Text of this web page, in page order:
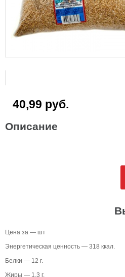
40,99 руб.
Описание
Цена за — шт
Энергетическая ценность — 318 ккал.
Белки — 12 г.
Жиры — 1,3 г.